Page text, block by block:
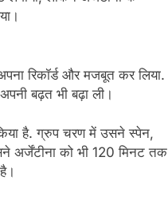
रिकॉर्ड और मजबूत कर लिया.
बढ़त भी बढ़ा ली।
है. ग्रुप चरण में उसने स्पेन,
अर्जेंटीना को भी 120 मिनट तक